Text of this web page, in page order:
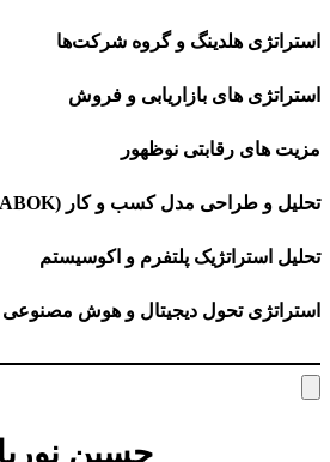
استراتژی هلدینگ و گروه شرکت‌ها
استراتژی های بازاریابی و فروش
مزیت های رقابتی نوظهور
تحلیل و طراحی مدل کسب و کار (BABOK)
تحلیل استراتژیک پلتفرم و اکوسیستم
استراتژی تحول دیجیتال و هوش مصنوعی
حسین